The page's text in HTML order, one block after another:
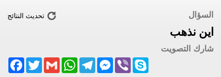
السؤال
اين نذهب
تحديث النتائج
شارك التصويت
TwitterGmail
WhatsAppTelegram
Messenger ViberSkype